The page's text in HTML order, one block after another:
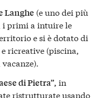
Langhe (e uno dei più
i primi a intuire le
e si è dotato di
ricreative (piscina,
di Pietra”, in
ristrutturate usando